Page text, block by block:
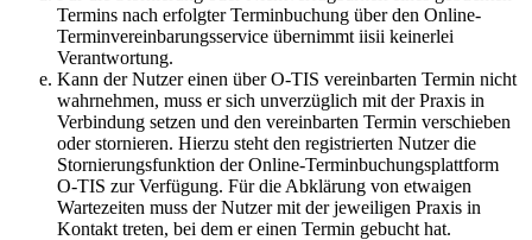
Termins nach erfolgter Terminbuchung über den Online-
Terminvereinbarungsservice übernimmt iisii keinerlei
Verantwortung.
Kann der Nutzer einen über O-TIS vereinbarten Termin nicht
wahrnehmen, muss er sich unverzüglich mit der Praxis in
Verbindung setzen und den vereinbarten Termin verschieben
oder stornieren. Hierzu steht den registrierten Nutzer die
Stornierungsfunktion der Online-Terminbuchungsplattform
O-TIS zur Verfügung. Für die Abklärung von etwaigen
Wartezeiten muss der Nutzer mit der jeweiligen Praxis in
Kontakt treten, bei dem er einen Termin gebucht hat.